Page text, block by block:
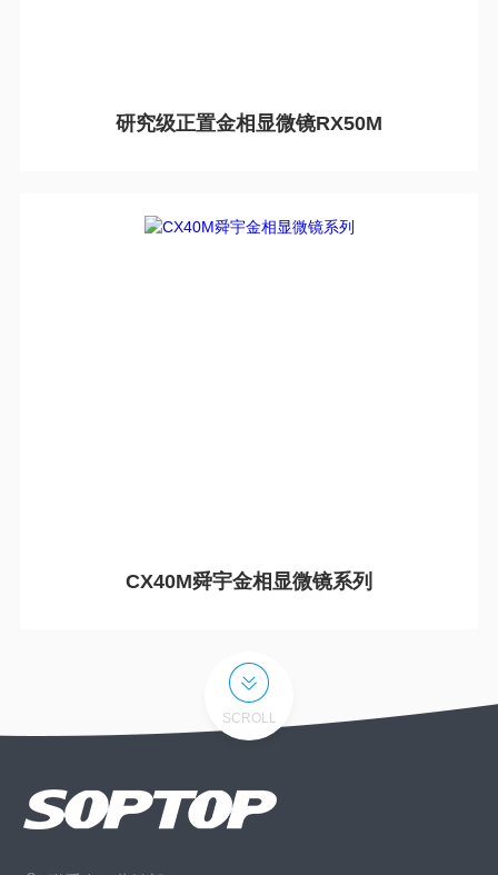
研究级正置金相显微镜RX50M
CX40M舜宇金相显微镜系列
SCROLL